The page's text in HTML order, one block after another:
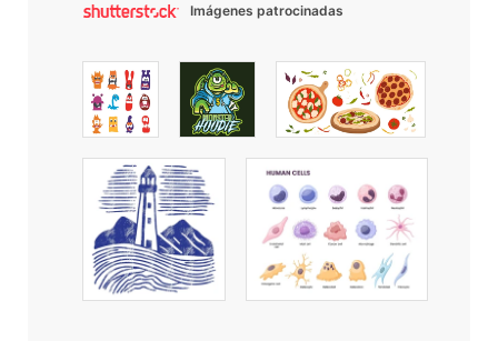
Imágenes patrocinadas